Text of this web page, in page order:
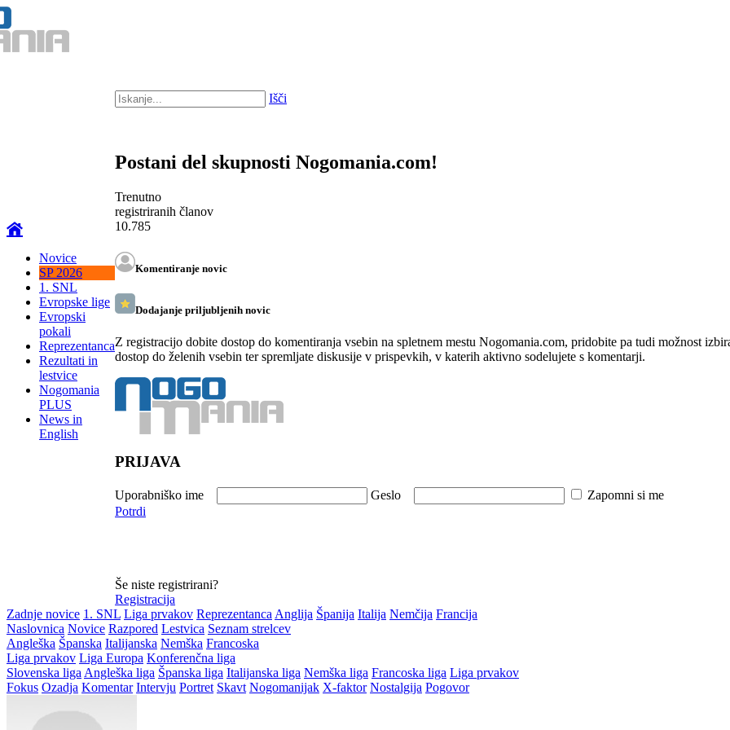
Novice
SP 2026
1. SNL
Evropske lige
Evropski
pokali
Reprezentanca
Rezultati in
lestvice
Nogomania
PLUS
News in
English
Išči
Postani del skupnosti Nogomania.com!
Trenutno
registriranih članov
10.785
Komentiranje novic
Dodajanje priljubljenih novic
Z registracijo dobite dostop do komentiranja vsebin na spletnem mestu Nogomania.com, pridobite pa tudi možnost
dostop do želenih vsebin ter spremljate diskusije v prispevkih, v katerih aktivno sodelujete s komentarji.
PRIJAVA
Uporabniško ime Geslo Zapomni si me
Potrdi
Še niste registrirani?
Registracija
Zadnje novice 1. SNL Liga prvakov Reprezentanca Anglija Španija Italija Nemčija Francija
Naslovnica Novice Razpored Lestvica Seznam strelcev
Angleška Španska Italijanska Nemška Francoska
Liga prvakov Liga Europa Konferenčna liga
Slovenska liga Angleška liga Španska liga Italijanska liga Nemška liga Francoska liga Liga prvakov
Fokus Ozadja Komentar Intervju Portret Skavt Nogomanijak X-faktor Nostalgija Pogovor